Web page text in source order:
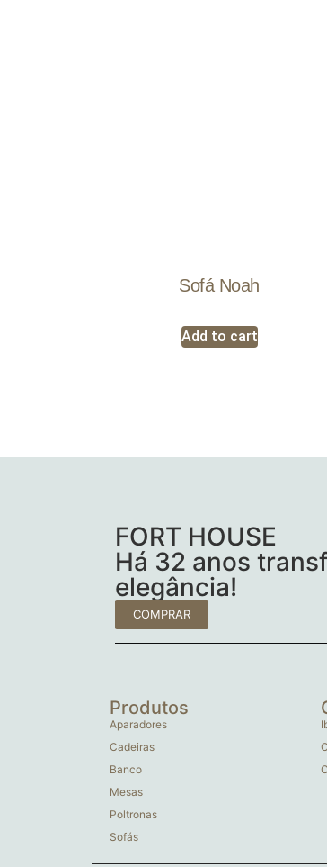
Sofá Noah
Add to cart
FORT HOUSE
Há 32 anos
elegância!
COMPRAR
Produtos
Aparadores
Cadeiras
Banco
Mesas
Poltronas
Sofás